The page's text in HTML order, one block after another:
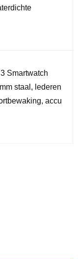
Smartwatch
staal, lederen
accu